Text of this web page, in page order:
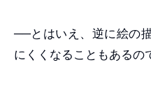
──とはいえ、逆に絵の
にくくなることもあるの